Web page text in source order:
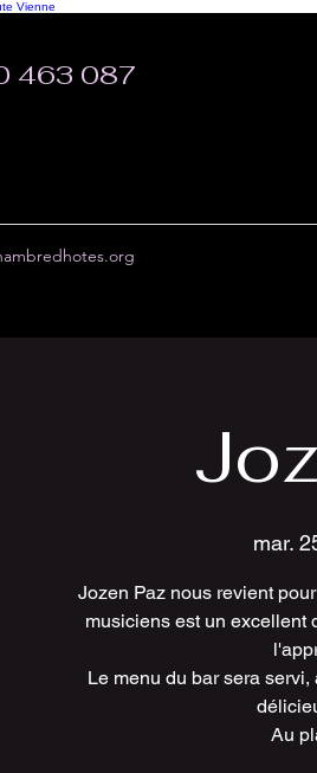
Vienne
463 087
mar.
Jozen Paz nous revient
musiciens est un excellent
Le menu du bar sera
Au